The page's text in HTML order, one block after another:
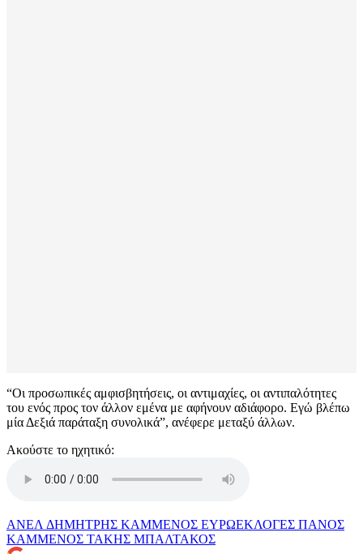
“Οι προσωπικές αμφισβητήσεις, οι αντιμαχίες, οι αντιπαλότητες
του ενός προς τον άλλον εμένα με αφήνουν αδιάφορο. Εγώ βλέπω
μία Δεξιά παράταξη συνολικά”, ανέφερε μεταξύ άλλων.
Ακούστε το ηχητικό:
ΑΝΕΛ ΔΗΜΗΤΡΗΣ ΚΑΜΜΕΝΟΣ ΕΥΡΩΕΚΛΟΓΕΣ ΠΑΝΟΣ
ΚΑΜΜΕΝΟΣ ΤΑΚΗΣ ΜΠΑΛΤΑΚΟΣ